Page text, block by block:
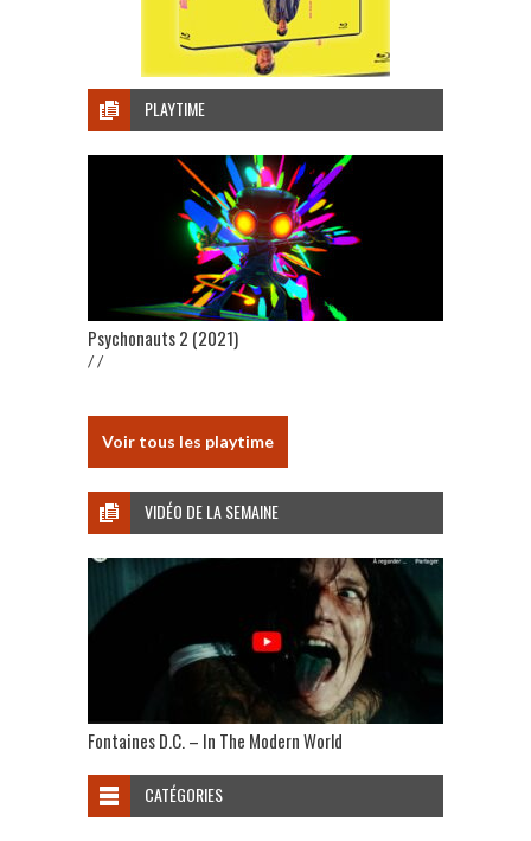
PLAYTIME
Psychonauts 2 (2021)
/ /
Voir tous les playtime
VIDÉO DE LA SEMAINE
Fontaines D.C. – In The Modern World
CATÉGORIES